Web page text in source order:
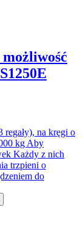
regały), na kręgi o
kg Aby
Każdy z nich
trzpieni o
do